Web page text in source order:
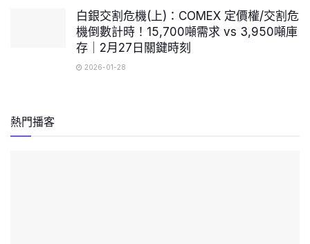
白銀交割危機(上)：COMEX 定價權/交割危
機倒數計時！15,700噸需求 vs 3,950噸庫
存｜2月27日關鍵時刻
2026-01-28
熱門播客